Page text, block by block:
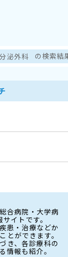
泌外科 の検索結
合病院・大学病
イトです。
患・治療などか
とができます。
き、各診療科の
情報も紹介。